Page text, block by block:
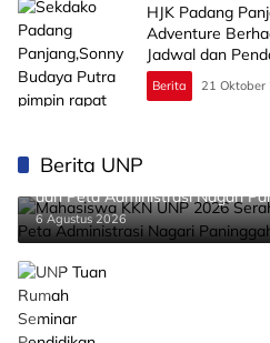
HJK Padang
Adventure
Jadwal dan
Berita 21 Oktober
Berita UNP
Mahasiswa KKN UNP 2026
dan Peta Administrasi Nagari
6 Agustus 2026